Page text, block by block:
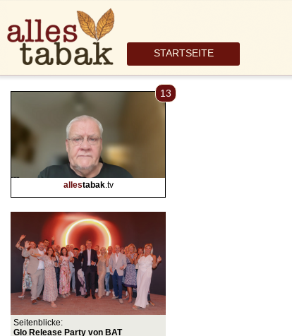
STARTSEITE
13
allestabak.tv
Seitenblicke:
Glo Release Party von BAT